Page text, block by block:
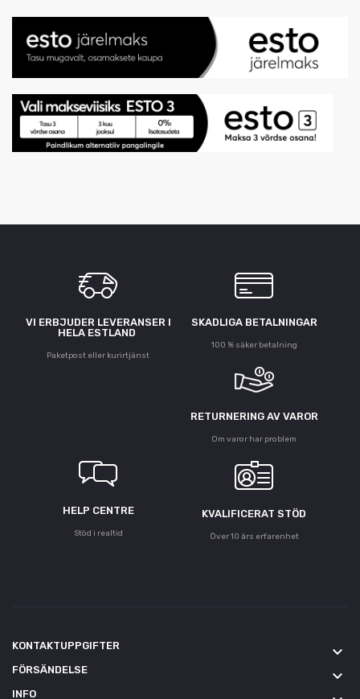
VI ERBJUDER LEVERANSER I
HELA ESTLAND
Paketpost eller kurirtjänst
SKADLIGA BETALNINGAR
100 % säker betalning
RETURNERING AV VAROR
Om varor har problem
HELP CENTRE
Stöd i realtid
KVALIFICERAT STÖD
Över 10 års erfarenhet
KONTAKTUPPGIFTER keyboard_arrow_down
FÖRSÄNDELSE keyboard_arrow_down
INFO